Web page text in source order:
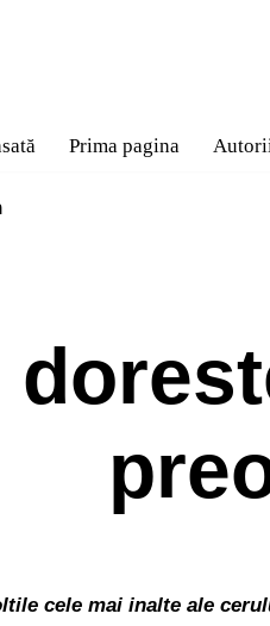
Prima pagina
cele mai inalte ale